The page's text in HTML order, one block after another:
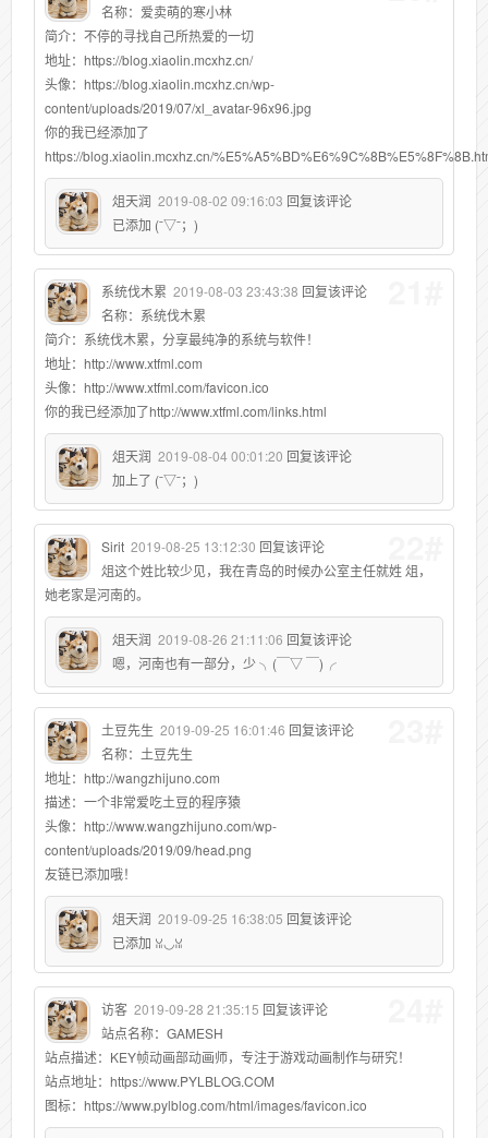
名称：爱卖萌的寒小林
简介：不停的寻找自己所热爱的一切
地址：https://blog.xiaolin.mcxhz.cn/
头像：https://blog.xiaolin.mcxhz.cn/wp-
content/uploads/2019/07/xl_avatar-96x96.jpg
你的我已经添加了
https://blog.xiaolin.mcxhz.cn/
俎天润 2019-08-02 09:16:03 回复该评论
已添加 (ˉ▽ˉ；)
系统伐木累 2019-08-03 23:43:38 回复该评论
名称：系统伐木累
简介：系统伐木累，分享最纯净的系统与软件！
地址：http://www.xtfml.com
头像：http://www.xtfml.com/favicon.ico
你的我已经添加了http://www.xtfml.com/links.html
俎天润 2019-08-04 00:01:20 回复该评论
加上了 (ˉ▽ˉ；)
Sirit 2019-08-25 13:12:30 回复该评论
俎这个姓比较少见，我在青岛的时候办公室主任就姓 俎，
她老家是河南的。
俎天润 2019-08-26 21:11:06 回复该评论
嗯，河南也有一部分，少 ╮(￣▽ ￣)╭
土豆先生 2019-09-25 16:01:46 回复该评论
名称：土豆先生
地址：http://wangzhijuno.com
描述：一个非常爱吃土豆的程序猿
头像：http://www.wangzhijuno.com/wp-
content/uploads/2019/09/head.png
友链已添加哦！
俎天润 2019-09-25 16:38:05 回复该评论
已添加 ꈍ◡ꈍ
访客 2019-09-28 21:35:15 回复该评论
站点名称：GAMESH
站点描述：KEY帧动画部动画师，专注于游戏动画制作与研究！
站点地址：https://www.PYLBLOG.COM
图标：https://www.pylblog.com/html/images/favicon.ico